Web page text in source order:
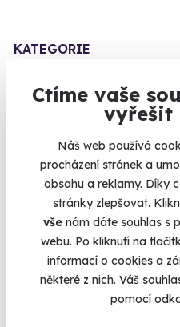
Ctíme vaše
vyřešit
Náš web používá
procházení stránek a
obsahu a reklamy. Díky
stránky zlepšovat.
vše nám dáte souhlas s
webu. Po kliknutí na
informací o cookies a
některé z nich. Váš
pomocí
Kalendář
termínů
Termíny pro zvolenou
Chcete
Koupit a
KATEGORIE
Povolání na zkoušku
Masáže a relaxace
Gurmánské zážitky
Sportovní zážitky
Zážitkové pobyty
Vojenské zážitky
Zážitky se zvířaty